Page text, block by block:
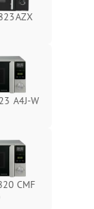
A4J-W
CMF